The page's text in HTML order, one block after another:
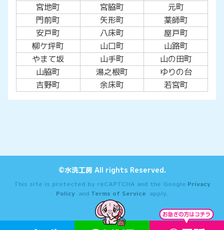
宮地町
宮脇町
元町
門前町
矢形町
薬師町
安戸町
八床町
屋戸町
柳ケ坪町
山口町
山路町
やまて坂
山手町
山の田町
山脇町
湯之根町
ゆりの台
吉野町
余床町 若宮町
©水洗工房 All rights Reserved.
This site is protected by reCAPTCHA and the Google Privacy
Policy and Terms of Service apply.